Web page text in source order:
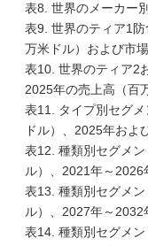
表8. 世界のメーカー
表9. 世界のティア1
万米ドル）および市
表10. 世界のティア2
2025年の売上高（百
表11. タイプ別セグ
ドル）、2025年およ
表12. 種類別セグメ
ル）、2021年～2026
表13. 種類別セグメ
ル）、2027年～2032
表14. 種類別セグメン